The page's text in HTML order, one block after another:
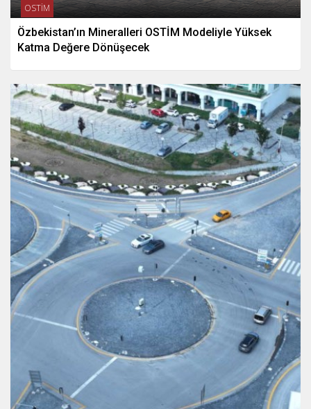
OSTİM
Özbekistan’ın Mineralleri OSTİM Modeliyle Yüksek
Katma Değere Dönüşecek